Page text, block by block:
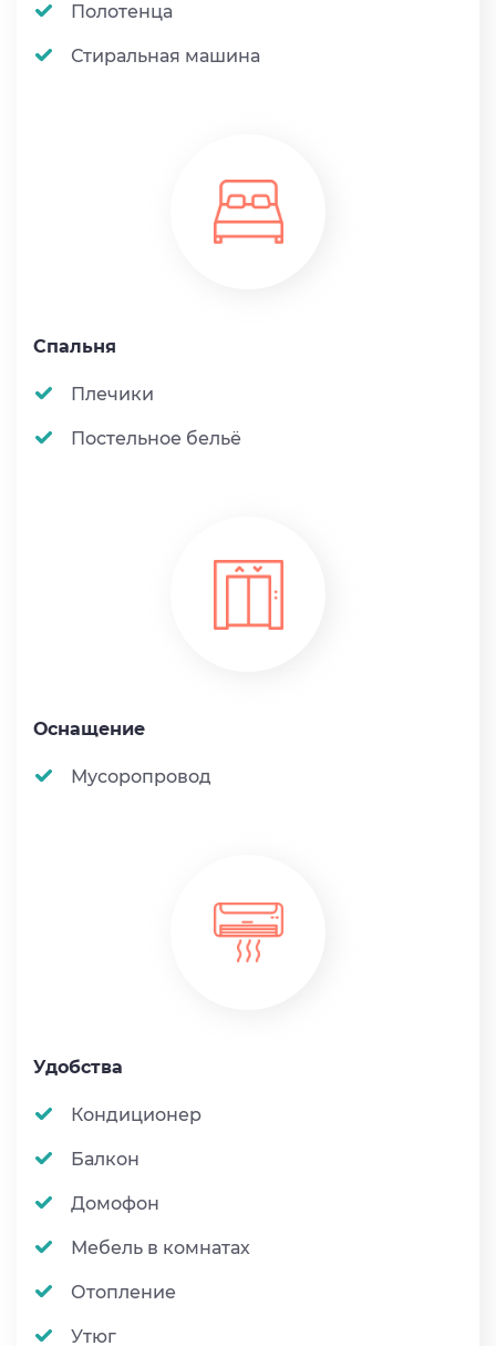
Полотенца
Стиральная машина
Спальня
Плечики
Постельное бельё
Оснащение
Мусоропровод
Удобства
Кондиционер
Балкон
Домофон
Мебель в комнатах
Отопление
Утюг